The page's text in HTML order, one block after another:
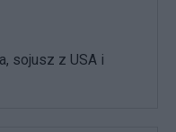
sojusz z USA i